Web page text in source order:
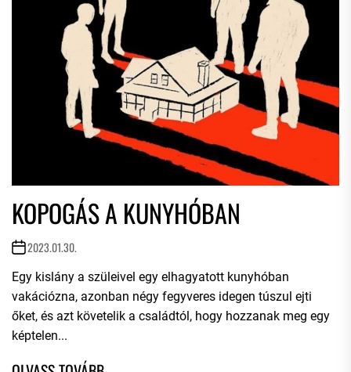
KOPOGÁS A KUNYHÓBAN
2023.01.30.
Egy kislány a szüleivel egy elhagyatott kunyhóban
vakációzna, azonban négy fegyveres idegen túszul ejti
őket, és azt követelik a családtól, hogy hozzanak meg egy
képtelen...